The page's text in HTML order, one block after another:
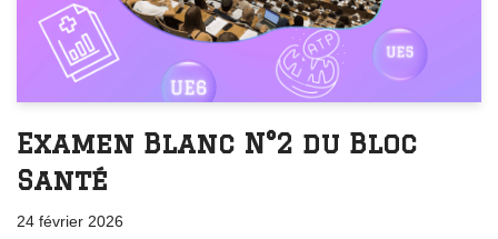
Examen Blanc N°2 du Bloc
Santé
24 février 2026